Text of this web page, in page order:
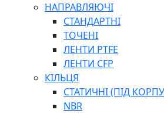
ПІСТОЛЕТИ
НАСОСИ ТА ПОМПИ
НАГНІТАЧІ
МУФТИ (НАСАДКИ) ДЛЯ
МАСЛЯНКИ, ЛІЙКИ
ПРЕС-МАСЛЯНКИ
НАПРАВЛЯЮЧІ
СТАНДАРТНІ
ТОЧЕНІ
ЛЕНТИ PTFE
ЛЕНТИ CFP
КІЛЬЦЯ
СТАТИЧНІ (ПІД
NBR